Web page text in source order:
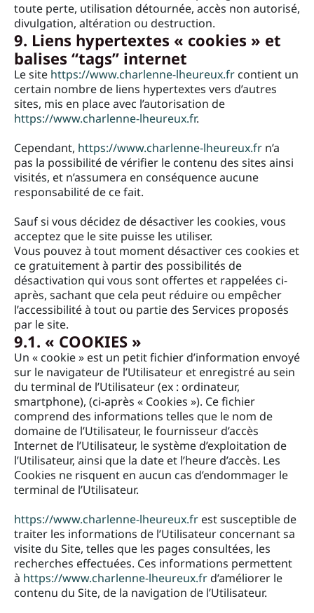
toute perte, utilisation détournée, accès non autorisé,
divulgation, altération ou destruction.
9. Liens hypertextes « cookies » et
balises “tags” internet
Le site https://www.charlenne-lheureux.fr contient un
certain nombre de liens hypertextes vers d’autres
sites, mis en place avec l’autorisation de
https://www.charlenne-lheureux.fr.
Cependant, https://www.charlenne-lheureux.fr n’a
pas la possibilité de vérifier le contenu des sites ainsi
visités, et n’assumera en conséquence aucune
responsabilité de ce fait.
Sauf si vous décidez de désactiver les cookies, vous
acceptez que le site puisse les utiliser.
Vous pouvez à tout moment désactiver ces cookies et
ce gratuitement à partir des possibilités de
désactivation qui vous sont offertes et rappelées ci-
après, sachant que cela peut réduire ou empêcher
l’accessibilité à tout ou partie des Services proposés
par le site.
9.1. « COOKIES »
Un « cookie » est un petit fichier d’information envoyé
sur le navigateur de l’Utilisateur et enregistré au sein
du terminal de l’Utilisateur (ex : ordinateur,
smartphone), (ci-après « Cookies »). Ce fichier
comprend des informations telles que le nom de
domaine de l’Utilisateur, le fournisseur d’accès
Internet de l’Utilisateur, le système d’exploitation de
l’Utilisateur, ainsi que la date et l’heure d’accès. Les
Cookies ne risquent en aucun cas d’endommager le
terminal de l’Utilisateur.
https://www.charlenne-lheureux.fr est susceptible de
traiter les informations de l’Utilisateur concernant sa
visite du Site, telles que les pages consultées, les
recherches effectuées. Ces informations permettent
à https://www.charlenne-lheureux.frd’améliorer le
contenu du Site, de la navigation de l’Utilisateur.